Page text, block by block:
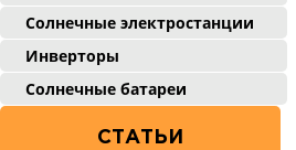
Солнечные электростанции
Инверторы
Солнечные батареи
СТАТЬИ